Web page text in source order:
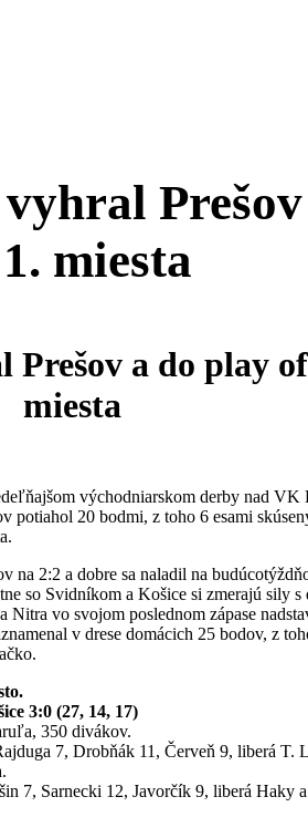
Prešov
miesta
a do play
miesta
východniarskom derby nad VK
potiahol 20 bodmi, z toho 6 esami
na 2:2 a dobre sa naladil na
so Svidníkom a Košice si zmerajú sily
vo svojom poslednom zápase
v drese domácich 25 bodov, z
3:0 (27, 14, 17)
350 divákov.
7, Drobňák 11, Červeň 9, liberá T.
7, Sarnecki 12, Javorčík 9, liberá Haky